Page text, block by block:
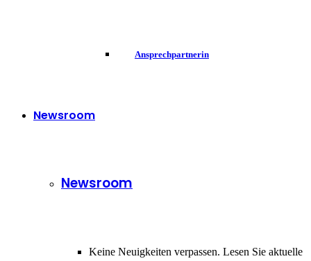
Ansprechpartnerin
Newsroom
Newsroom
Keine Neuigkeiten verpassen. Lesen Sie aktuelle